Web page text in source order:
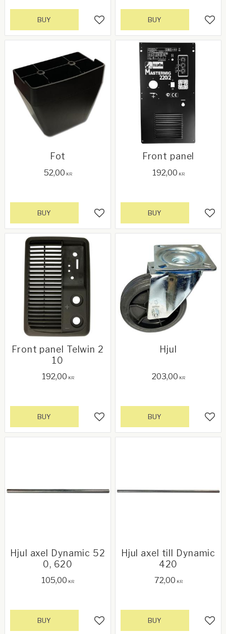
Add to favorites
BUY BUY
Fot
52,00 KR
Add to favorites
BUY
Front panel
192,00 KR
BUY
Front panel Telwin 2
10
192,00 KR
Add to favorites
BUY
Hjul
203,00 KR
BUY
Hjul axel Dynamic 52
0, 620
105,00 KR
Add to favorites
BUY
Hjul axel till Dynamic
420
72,00 KR
BUY